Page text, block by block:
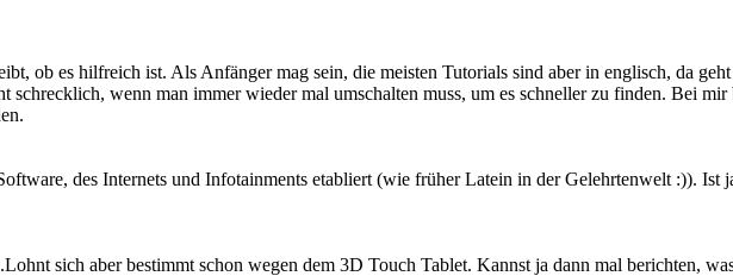
ob es hilfreich ist. Als Anfänger mag sein, die meisten Tutorials sind aber in englisch, da
schrecklich, wenn man immer wieder mal umschalten muss, um es schneller zu finden. Bei
des Internets und Infotainments etabliert (wie früher Latein in der Gelehrtenwelt :)). Ist
sich aber bestimmt schon wegen dem 3D Touch Tablet. Kannst ja dann mal berichten,